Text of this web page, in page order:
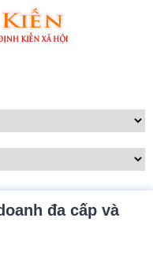
đa cấp và